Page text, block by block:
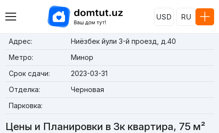
USD RU
Адрес:
Ниёзбек йули 3-й проезд, д.40
Метро:
Минор
Срок сдачи:
2023-03-31
Отделка:
Черновая
Парковка:
Цены и Планировки в 3к квартира, 75 м²